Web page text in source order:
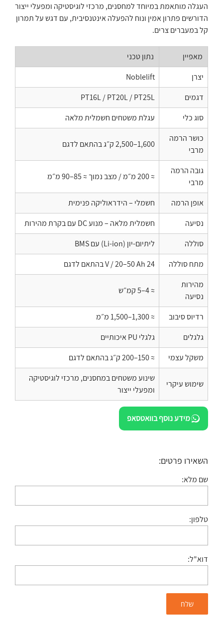
העגלה מותאמת במיוחד למחסנים, מרכזי לוגיסטיקה ומפעלי ייצור
הדורשים פתרון אמין ונוח להפעלה אינטנסיבית, עם דגש על תמרון
קל במעברים צרים.
מאפיין
נתון טכני
יצרן
Noblelift
דגמים
PT16L / PT20L / PT25L
סוג כלי
עגלת משטחים חשמלית מלאה
כושר הרמה
מרבי
1,600–2,500 ק״ג בהתאם לדגם
גובה הרמה
מרבי
≈ 200 מ״מ / מצב נמוך ≈ 85–90 מ״מ
אופן הרמה
חשמלי – הידראוליקה פנימית
נסיעה
חשמלית מלאה – מנוע DC עם בקרת מהירות
סוללה
ליתיום-יון (Li-ion) עם BMS
מתח סוללה
24 V / 20–50 Ah בהתאם לדגם
מהירות
נסיעה
≈ 4–5 קמ״ש
רדיוס סיבוב
≈ 1,300–1,500 מ״מ
גלגלים
גלגלי PU איכותיים
משקל עצמי
≈ 150–200 ק״ג בהתאם לדגם
שימוש עיקרי
שינוע משטחים במחסנים, מרכזי לוגיסטיקה
ומפעלי ייצור
מידע נוסף בוואטסאפ
השאירו פרטים:
שם מלא:
טלפון:
דוא"ל: